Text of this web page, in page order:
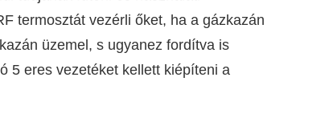
termosztát vezérli őket, ha a gázkazán
üzemel, s ugyanez fordítva is
5 eres vezetéket kellett kiépíteni a